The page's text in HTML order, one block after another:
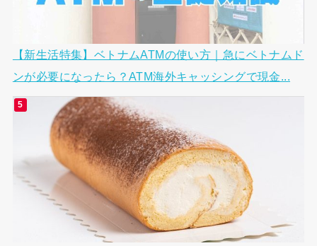
【新生活特集】ベトナムATMの使い方｜急にベトナムド
ンが必要になったら？ATM海外キャッシングで現金...